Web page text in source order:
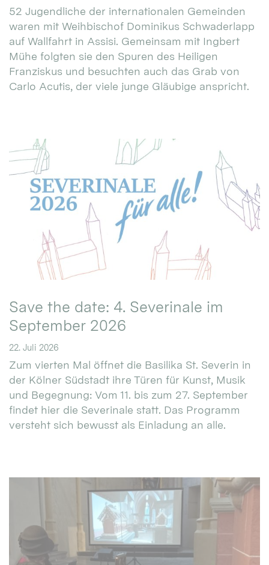
52 Jugendliche der internationalen Gemeinden
waren mit Weihbischof Dominikus Schwaderlapp
auf Wallfahrt in Assisi. Gemeinsam mit Ingbert
Mühe folgten sie den Spuren des Heiligen
Franziskus und besuchten auch das Grab von
Carlo Acutis, der viele junge Gläubige anspricht.
Save the date: 4. Severinale im
September 2026
22. Juli 2026
Zum vierten Mal öffnet die Basilika St. Severin in
der Kölner Südstadt ihre Türen für Kunst, Musik
und Begegnung: Vom 11. bis zum 27. September
findet hier die Severinale statt. Das Programm
versteht sich bewusst als Einladung an alle.